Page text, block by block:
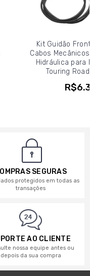
Kit Guidão
Cabos
Hidráulica para
Touring
SEGURAS
protegidos em todas as
transações
AO CLIENTE
nossa equipe antes ou
depois da sua compra